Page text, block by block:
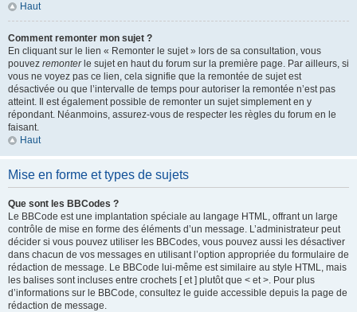
Haut
Comment remonter mon sujet ?
En cliquant sur le lien « Remonter le sujet » lors de sa consultation, vous
pouvez remonterle sujet en haut du forum sur la première page. Par ailleurs, si
vous ne voyez pas ce lien, cela signifie que la remontée de sujet est
désactivée ou que l’intervalle de temps pour autoriser la remontée n’est pas
atteint. Il est également possible de remonter un sujet simplement en y
répondant. Néanmoins, assurez-vous de respecter les règles du forum en le
faisant.
Haut
Mise en forme et types de sujets
Que sont les BBCodes ?
Le BBCode est une implantation spéciale au langage HTML, offrant un large
contrôle de mise en forme des éléments d’un message. L’administrateur peut
décider si vous pouvez utiliser les BBCodes, vous pouvez aussi les désactiver
dans chacun de vos messages en utilisant l’option appropriée du formulaire de
rédaction de message. Le BBCode lui-même est similaire au style HTML, mais
les balises sont incluses entre crochets [ et ] plutôt que < et >. Pour plus
d’informations sur le BBCode, consultez le guide accessible depuis la page de
rédaction de message.